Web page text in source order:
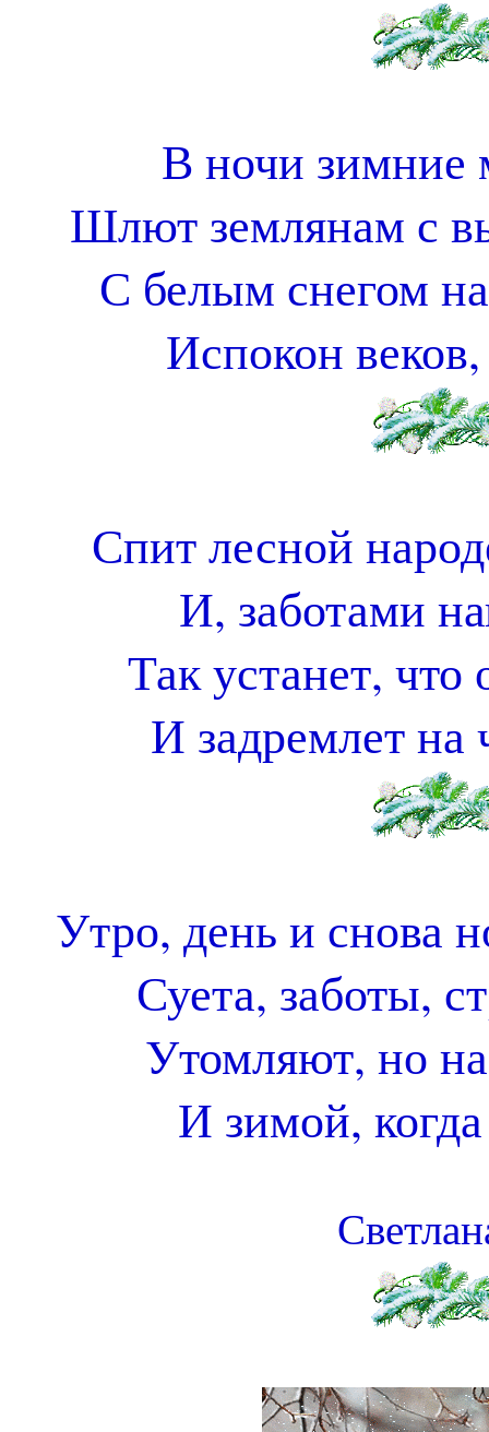
В ночи зимние
Шлют землянам с
С белым снегом
Испокон
Спит лесной
И, заботами
Так устанет, что
И задремлет на
Утро, день и снова
Суета, заботы,
Утомляют, но
И зимой,